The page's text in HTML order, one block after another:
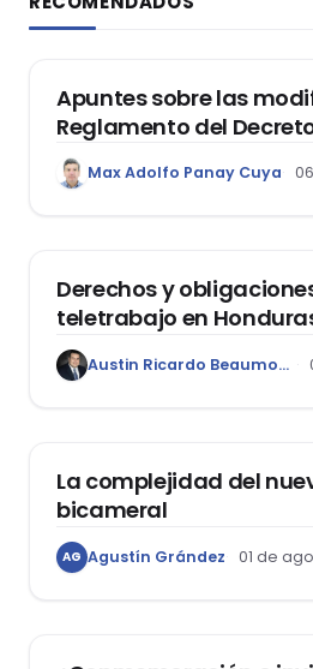
DERECHO REGISTRAL
Apuntes sobre las
Reglamento del
1400, que aprueba el
Garantía Mobiliaria
Max Adolfo Panay Cuya
Derechos y
teletrabajo en
Austin Ricardo Beaumont Rivera
La complejidad del
bicameral
AG Agustín Grández 01 de